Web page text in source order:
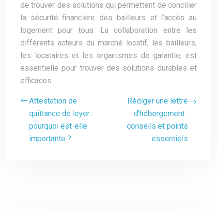
de trouver des solutions qui permettent de concilier
la sécurité financière des bailleurs et l’accès au
logement pour tous. La collaboration entre les
différents acteurs du marché locatif, les bailleurs,
les locataires et les organismes de garantie, est
essentielle pour trouver des solutions durables et
efficaces.
Attestation de
quittance de loyer :
pourquoi est-elle
importante ?
Rédiger une lettre
d’hébergement :
conseils et points
essentiels